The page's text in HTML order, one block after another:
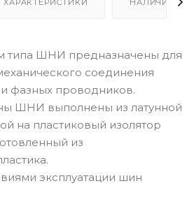
типа ШНИ предназначены для
соединения
фазных проводников.
ШНИ выполнены из латунной
на пластиковый изолятор
из
эксплуатации шин